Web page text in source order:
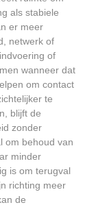
als stabiele
er meer
netwerk of
of
wanneer dat
om contact
te
blijft de
zonder
om behoud van
minder
is om terugval
richting meer
de